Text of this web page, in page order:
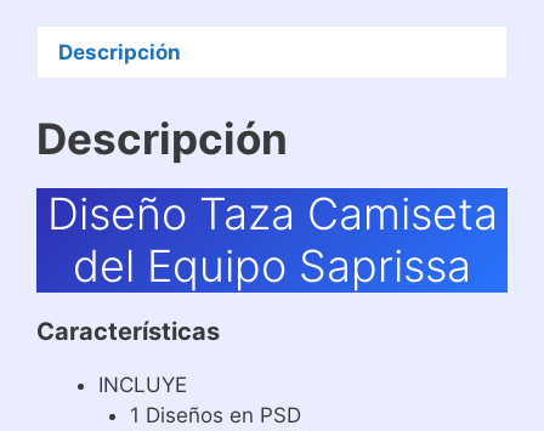
Descripción
Descripción
Diseño Taza Camiseta
del Equipo Saprissa
Características
INCLUYE
1 Diseños en PSD